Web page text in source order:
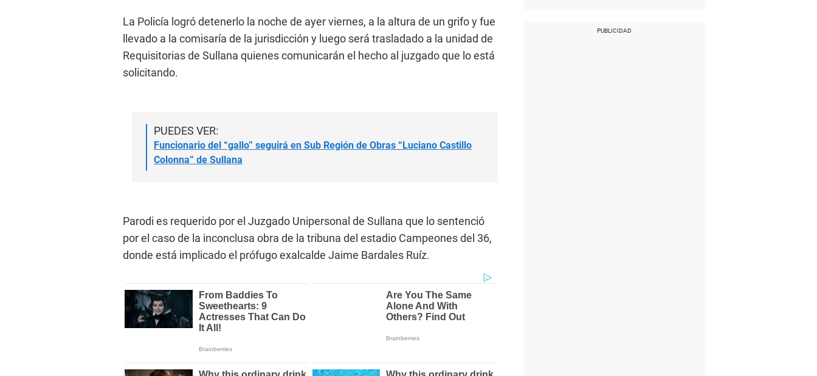
La Policía logró detenerlo la noche de ayer viernes, a la altura de un grifo y fue
llevado a la comisaría de la jurisdicción y luego será trasladado a la unidad de
Requisitorias de Sullana quienes comunicarán el hecho al juzgado que lo está
solicitando.
PUEDES VER:
Funcionario del “gallo” seguirá en Sub Región de Obras “Luciano Castillo
Colonna” de Sullana
Parodi es requerido por el Juzgado Unipersonal de Sullana que lo sentenció
por el caso de la inconclusa obra de la tribuna del estadio Campeones del 36,
donde está implicado el prófugo exalcalde Jaime Bardales Ruíz.